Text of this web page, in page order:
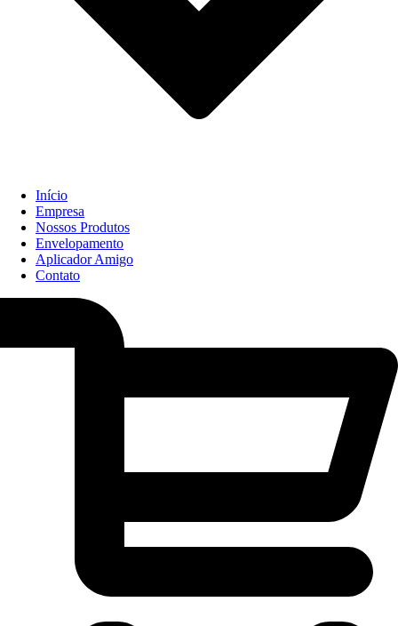
Início
Empresa
Nossos Produtos
Envelopamento
Aplicador Amigo
Contato